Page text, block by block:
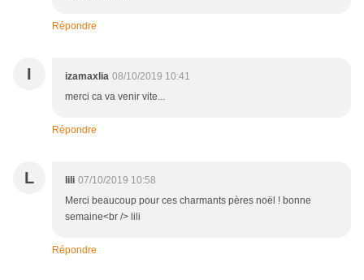
Répondre
I izamaxlia 08/10/2019 10:41
merci ca va venir vite...
Répondre
L lili 07/10/2019 10:58
Merci beaucoup pour ces charmants pères noël ! bonne
semaine<br /> lili
Répondre